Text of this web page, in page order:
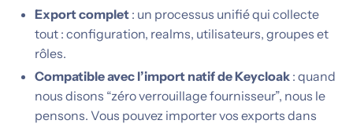
Export complet : un processus unifié qui collecte
tout : configuration, realms, utilisateurs, groupes et
rôles.
Compatible avec l’import natif de Keycloak : quand
nous disons “zéro verrouillage fournisseur”, nous le
pensons. Vous pouvez importer vos exports dans